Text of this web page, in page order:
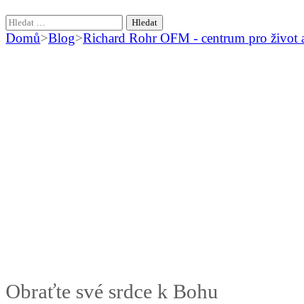
Vyhledávání
Domů>Blog>Richard Rohr OFM - centrum pro život
Obraťte své srdce k Bohu